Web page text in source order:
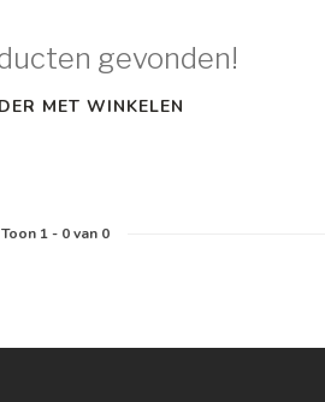
gevonden!
MET WINKELEN
Toon 1- 0van 0